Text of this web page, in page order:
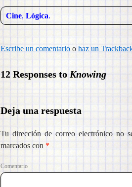
Cine, Lógica.
Escribe un comentario o haz un
12 Responses to Knowing
Deja una respuesta
Tu dirección de correo electrónico no
marcados con *